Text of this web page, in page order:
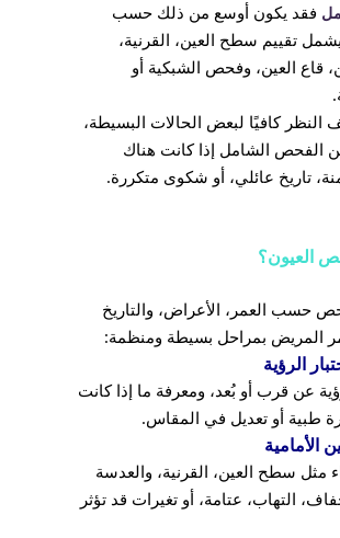
فقد يكون أوسع من ذلك حسب
تقييم سطح العين، القرنية،
قاع العين، وفحص الشبكية أو
كافيًا لبعض الحالات البسيطة،
الفحص الشامل إذا كانت هناك
تاريخ عائلي، أو شكوى متكررة.
العيون؟
حسب العمر، الأعراض، والتاريخ
المريض بمراحل بسيطة ومنظمة:
عن قرب أو بُعد، ومعرفة ما إذا كانت
طبية أو تعديل في المقاس.
سطح العين، القرنية، والعدسة
التهاب، عتامة، أو تغيرات قد تؤثر